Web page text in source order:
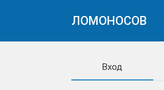
ЛОМОНОСОВ
Вход